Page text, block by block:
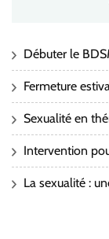
Débuter le
Fermeture
Sexualité en
Intervention
La sexualité :